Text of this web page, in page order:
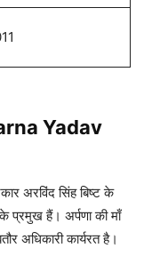
Yadav
अरविंद सिंह बिष्ट के
हैं। अर्पणा की माँ
अधिकारी कार्यरत है।